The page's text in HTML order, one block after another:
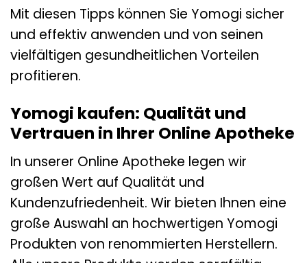
Mit diesen Tipps können Sie Yomogi sicher
und effektiv anwenden und von seinen
vielfältigen gesundheitlichen Vorteilen
profitieren.
Yomogi kaufen: Qualität und
Vertrauen in Ihrer Online Apotheke
In unserer Online Apotheke legen wir
großen Wert auf Qualität und
Kundenzufriedenheit. Wir bieten Ihnen eine
große Auswahl an hochwertigen Yomogi
Produkten von renommierten Herstellern.